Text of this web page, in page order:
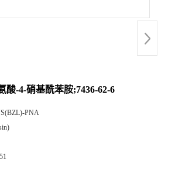
酸-4-硝基酰苯胺;7436-62-6
PNA